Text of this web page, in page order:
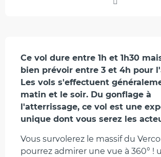
Description
Ce vol dure entre 1h et 1h30
bien prévoir entre 3 et 4h pour
Les vols s'effectuent
matin et le soir. Du gonflage à
l'atterrissage, ce vol est une
unique dont vous serez les
Vous survolerez le massif du
pourrez admirer une vue à 360° !